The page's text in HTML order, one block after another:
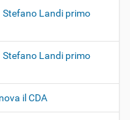
Stefano Landi primo
Stefano Landi primo
il CDA